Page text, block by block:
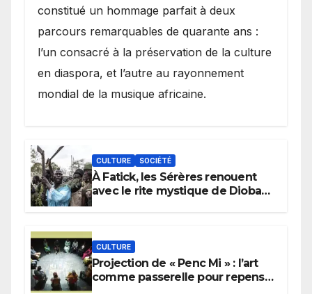
constitué un hommage parfait à deux
parcours remarquables de quarante ans :
l’un consacré à la préservation de la culture
en diaspora, et l’autre au rayonnement
mondial de la musique africaine.
CULTURE SOCIÉTÉ
À Fatick, les Sérères renouent
avec le rite mystique de Diobaye
CULTURE
Projection de « Penc Mi » : l’art
comme passerelle pour repenser